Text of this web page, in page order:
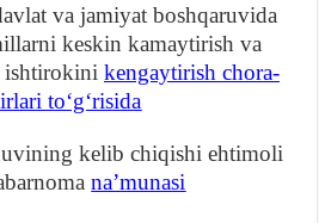
va jamiyat boshqaruvida
keskin kamaytirish va
ishtirokini kengaytirish chora-
toʻgʻrisida
kelib chiqishi ehtimoli
naʼmunasi